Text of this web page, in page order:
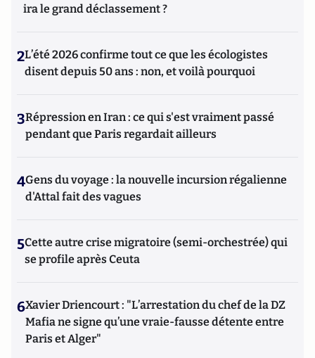
ira le grand déclassement ?
2L’été 2026 confirme tout ce que les écologistes
disent depuis 50 ans : non, et voilà pourquoi
3Répression en Iran : ce qui s'est vraiment passé
pendant que Paris regardait ailleurs
4Gens du voyage : la nouvelle incursion régalienne
d'Attal fait des vagues
5Cette autre crise migratoire (semi-orchestrée) qui
se profile après Ceuta
6Xavier Driencourt : "L’arrestation du chef de la DZ
Mafia ne signe qu’une vraie-fausse détente entre
Paris et Alger"